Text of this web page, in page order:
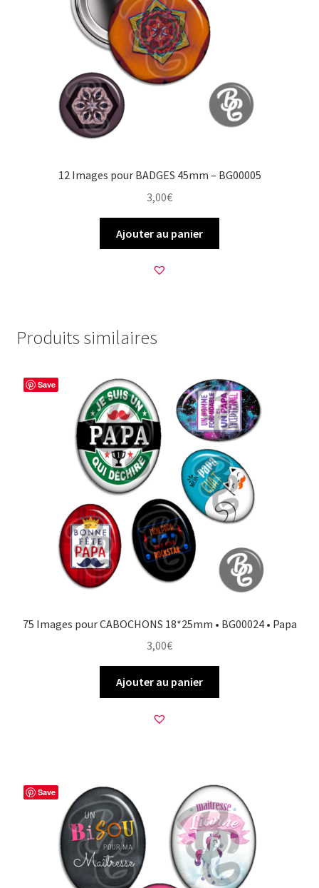
12 Images pour BADGES 45mm – BG00005
3,00€
Ajouter au panier
Produits similaires
Save
75 Images pour CABOCHONS 18*25mm • BG00024 • Papa
3,00€
Ajouter au panier
Save